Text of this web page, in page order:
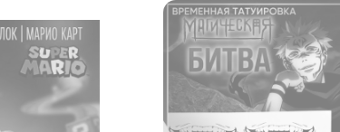
товара.